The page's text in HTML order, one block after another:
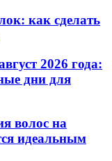
как сделать
2026 года:
дни для
волос на
идеальным